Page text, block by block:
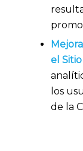
el
los
de la